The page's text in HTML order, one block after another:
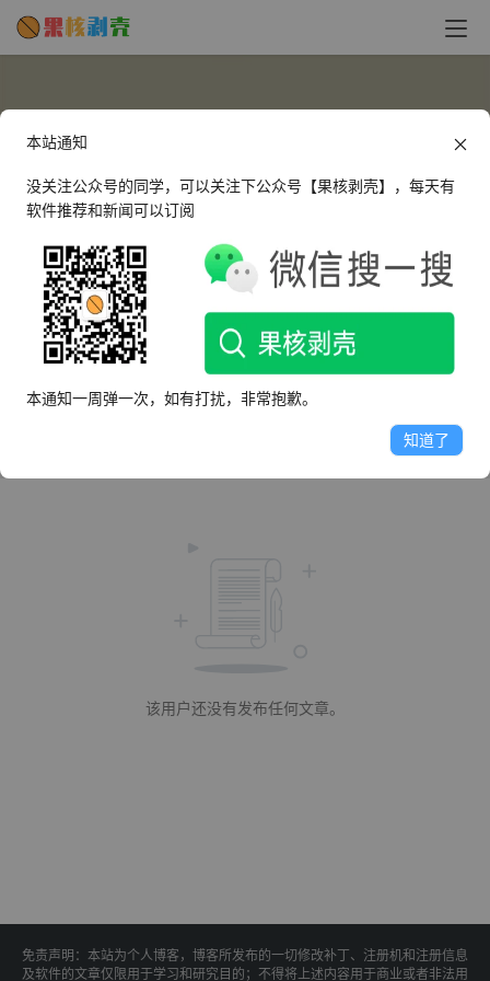
shuaizi18
这个人很懒，什么都没有留下～
该用户还没有发布任何文章。
免责声明：本站为个人博客，博客所发布的一切修改补丁、注册机和注册信息
及软件的文章仅限用于学习和研究目的；不得将上述内容用于商业或者非法用
本站通知
没关注公众号的同学，可以关注下公众号【果核剥壳】，每天有
软件推荐和新闻可以订阅
本通知一周弹一次，如有打扰，非常抱歉。
知道了